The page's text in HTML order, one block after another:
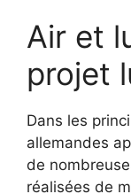
Air et
projet
Dans les
allemandes
de
réalisées de